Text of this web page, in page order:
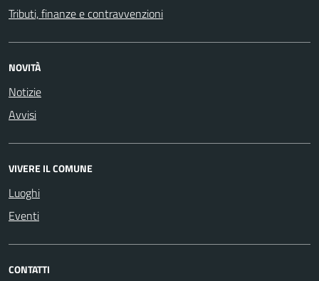
Tributi, finanze e contravvenzioni
NOVITÀ
Notizie
Avvisi
VIVERE IL COMUNE
Luoghi
Eventi
CONTATTI